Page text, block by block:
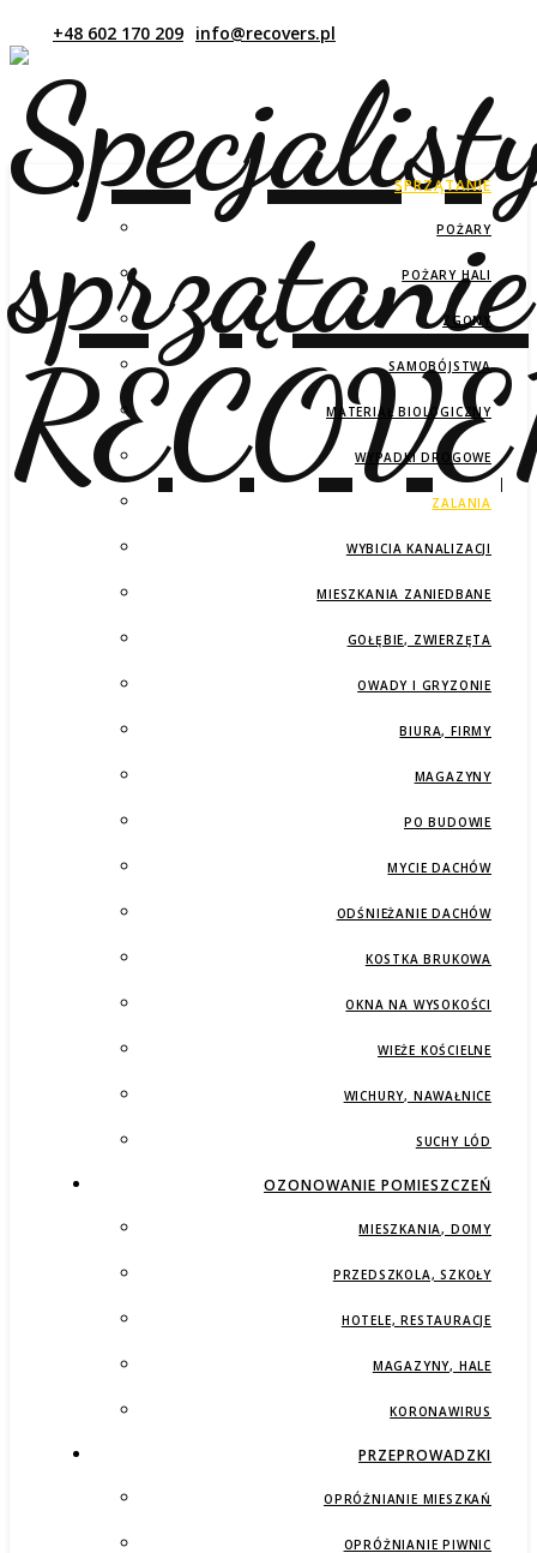
SPRZĄTANIE
POŻARY
POŻARY HALI
ZGONY
SAMOBÓJSTWA
MATERIAŁ BIOLOGICZNY
WYPADKI DROGOWE
ZALANIA
WYBICIA KANALIZACJI
MIESZKANIA ZANIEDBANE
GOŁĘBIE, ZWIERZĘTA
OWADY I GRYZONIE
BIURA, FIRMY
MAGAZYNY
PO BUDOWIE
MYCIE DACHÓW
ODŚNIEŻANIE DACHÓW
KOSTKA BRUKOWA
OKNA NA WYSOKOŚCI
WIEŻE KOŚCIELNE
WICHURY, NAWAŁNICE
SUCHY LÓD
OZONOWANIE POMIESZCZEŃ
MIESZKANIA, DOMY
PRZEDSZKOLA, SZKOŁY
HOTELE, RESTAURACJE
MAGAZYNY, HALE
KORONAWIRUS
PRZEPROWADZKI
OPRÓŻNIANIE MIESZKAŃ
OPRÓŻNIANIE PIWNIC